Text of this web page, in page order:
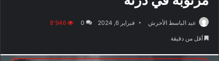
عبد الباسط الأحرش فبراير 6, 2024 0 8٬946
أقل من دقيقة